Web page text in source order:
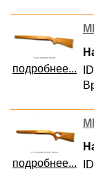
подробнее...
подробнее...